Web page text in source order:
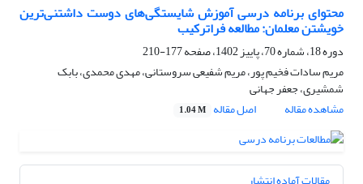
محتوای برنامه درسی آموزش شایستگی‌های دوست داشتنی‌ترین
خویشتن معلمان: مطالعه فراترکیب
دوره 18، شماره 70، پاییز 1402، صفحه
177-210
مریم سادات فخیم پور، مریم شفیعی سروستانی، مهدی محمدی، بابک
شمشیری، جعفر جهانی
مشاهده مقاله
اصل مقاله 1.04 M